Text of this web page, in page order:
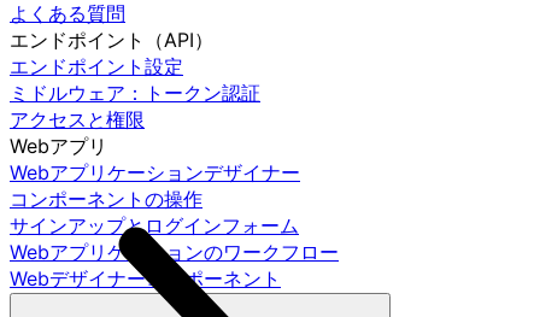
よくある質問
エンドポイント（API）
エンドポイント設定
ミドルウェア：トークン認証
アクセスと権限
Webアプリ
Webアプリケーションデザイナー
コンポーネントの操作
サインアップとログインフォーム
Webアプリケーションのワークフロー
Webデザイナーコンポーネント